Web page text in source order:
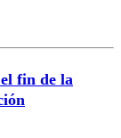
fin de la